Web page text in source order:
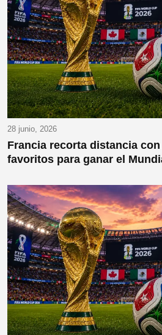
28 junio, 2026
Francia recorta distancia
favoritos para ganar el